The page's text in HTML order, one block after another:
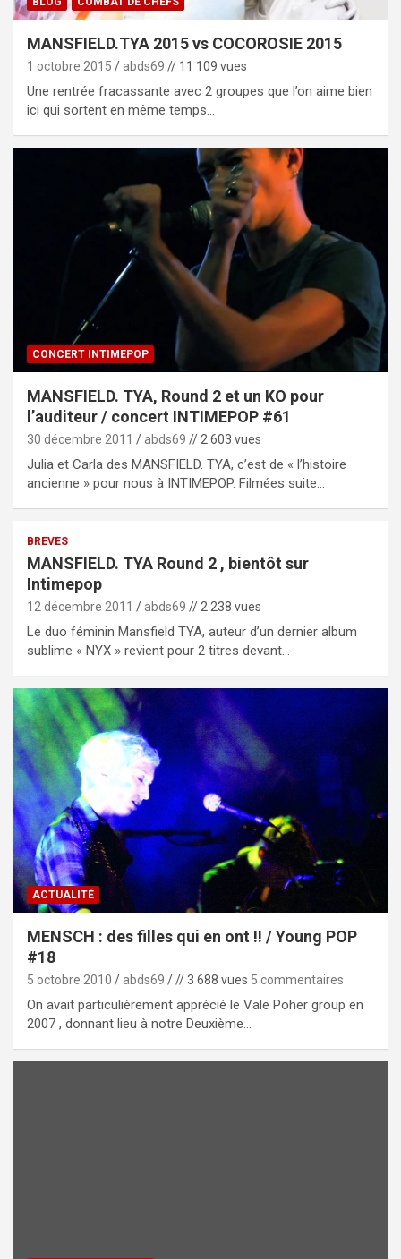
MANSFIELD.TYA 2015 vs COCOROSIE 2015
1 octobre 2015 abds69 // 11 109 vues
Une rentrée fracassante avec 2 groupes que l’on aime bien
ici qui sortent en même temps…
CONCERT INTIMEPOP
MANSFIELD. TYA, Round 2 et un KO pour
l’auditeur / concert INTIMEPOP #61
30 décembre 2011 abds69 // 2 603 vues
Julia et Carla des MANSFIELD. TYA, c’est de « l’histoire
ancienne » pour nous à INTIMEPOP. Filmées suite…
BREVES
MANSFIELD. TYA Round 2 , bientôt sur
Intimepop
12 décembre 2011 abds69 // 2 238 vues
Le duo féminin Mansfield TYA, auteur d’un dernier album
sublime « NYX » revient pour 2 titres devant…
ACTUALITÉ
MENSCH : des filles qui en ont !! / Young POP
#18
5 octobre 2010 abds69 // 3 688 vues 5 commentaires
On avait particulièrement apprécié le Vale Poher group en
2007 , donnant lieu à notre Deuxième…